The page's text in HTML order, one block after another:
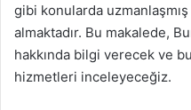
gibi konularda
almaktadır. Bu makalede,
hakkında bilgi verecek ve
hizmetleri inceleyeceğiz.